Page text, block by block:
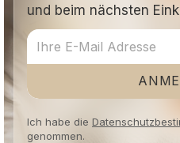
und beim nächsten
Ich habe die
genommen.